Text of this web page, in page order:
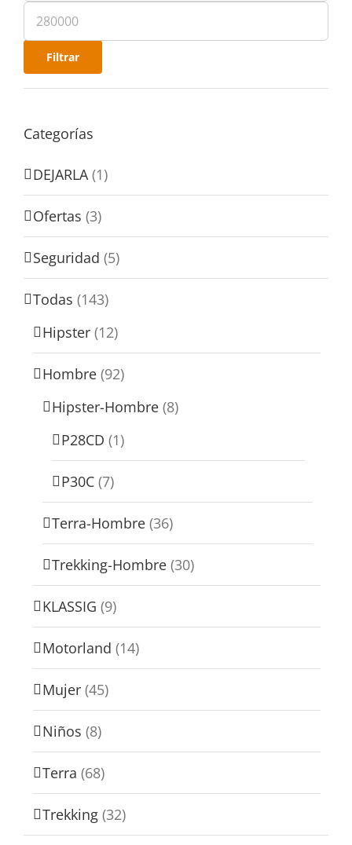
Filtrar
Categorías
DEJARLA (1)
Ofertas (3)
Seguridad (5)
Todas (143)
Hipster (12)
Hombre (92)
Hipster-Hombre (8)
P28CD (1)
P30C (7)
Terra-Hombre (36)
Trekking-Hombre (30)
KLASSIG (9)
Motorland (14)
Mujer (45)
Niños (8)
Terra (68)
Trekking (32)